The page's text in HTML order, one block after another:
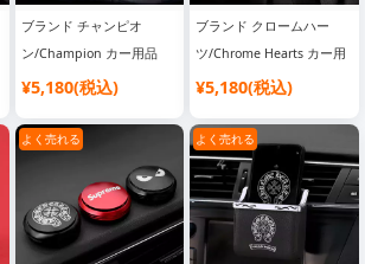
ブランド チャンピオ
ン/Champion カー用品
¥5,180(税込)
ブランド クロームハー
ツ/Chrome Hearts カー用
品
¥5,180(税込)
よく売れる よく売れる